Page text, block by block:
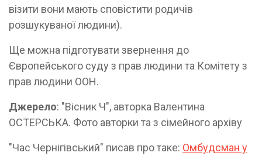
візити вони мають сповістити родичів
розшукуваної людини).
Ще можна підготувати звернення до
Європейського суду з прав людини та Комітету з
прав людини ООН.
Джерело: "Вісник Ч", авторка Валентина
ОСТЕРСЬКА. Фото авторки та з сімейного архіву
"Час Чернігівський" писав про таке: Омбудсман у